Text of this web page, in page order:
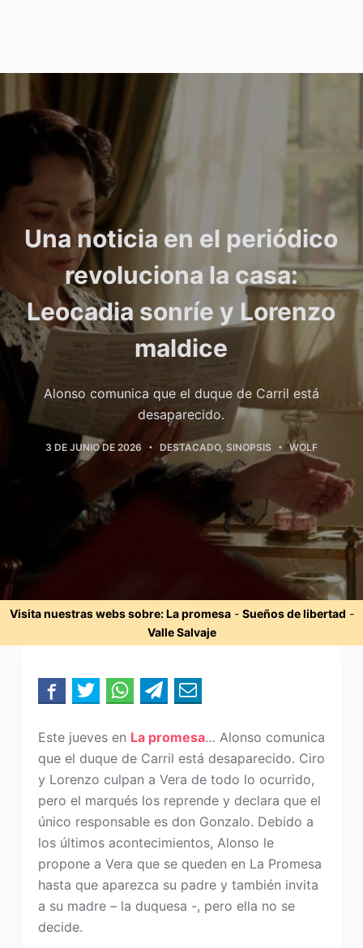
Una noticia en el periódico
revoluciona la casa:
Leocadia sonríe y Lorenzo
maldice
Alonso comunica que el duque de Carril está
desaparecido.
3 DE JUNIO DE 2026 DESTACADO, SINOPSIS WOLF
Visita nuestras webs sobre:La promesa- Sueños de libertad -
Valle Salvaje
Este jueves en La promesa… Alonso comunica
que el duque de Carril está desaparecido. Ciro
y Lorenzo culpan a Vera de todo lo ocurrido,
pero el marqués los reprende y declara que el
único responsable es don Gonzalo. Debido a
los últimos acontecimientos, Alonso le
propone a Vera que se queden en La Promesa
hasta que aparezca su padre y también invita
a su madre – la duquesa -, pero ella no se
decide.